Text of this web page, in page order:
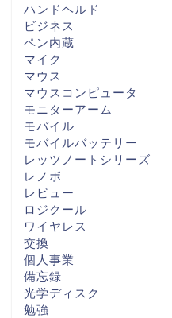
ハンドヘルド
ビジネス
ペン内蔵
マイク
マウス
マウスコンピュータ
モニターアーム
モバイル
モバイルバッテリー
レッツノートシリーズ
レノボ
レビュー
ロジクール
ワイヤレス
交換
個人事業
備忘録
光学ディスク
勉強